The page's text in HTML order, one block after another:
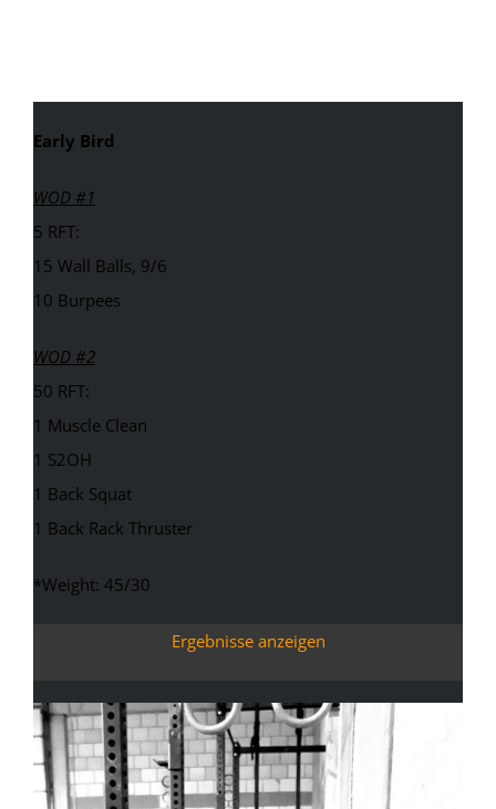
Early Bird
WOD #1
5 RFT:
15 Wall Balls, 9/6
10 Burpees
WOD #2
50 RFT:
1 Muscle Clean
1 S2OH
1 Back Squat
1 Back Rack Thruster
*Weight: 45/30
Ergebnisse anzeigen